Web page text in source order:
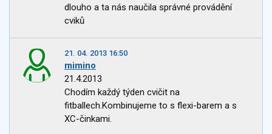
dlouho a ta nás naučila správné provádění
cviků
21. 04. 2013 16:50
mimino
21.4.2013
Chodím každý týden cvičit na
fitballech.Kombinujeme to s flexi-barem a s
XC-činkami.